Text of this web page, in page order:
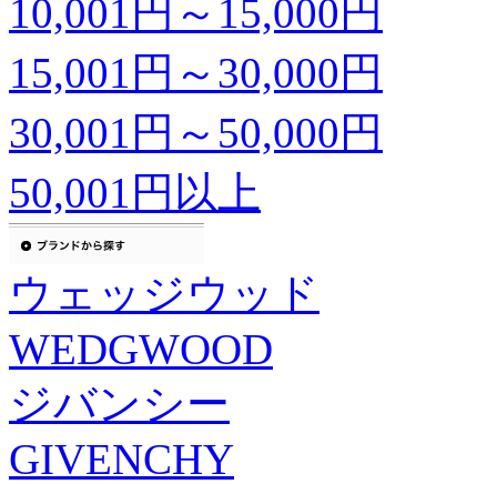
10,001円～15,000円
15,001円～30,000円
30,001円～50,000円
50,001円以上
ウェッジウッド
WEDGWOOD
ジバンシー
GIVENCHY